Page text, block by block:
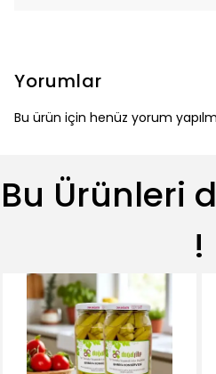
Yorumlar
Bu ürün için henüz yorum
Bu Ürünleri
!